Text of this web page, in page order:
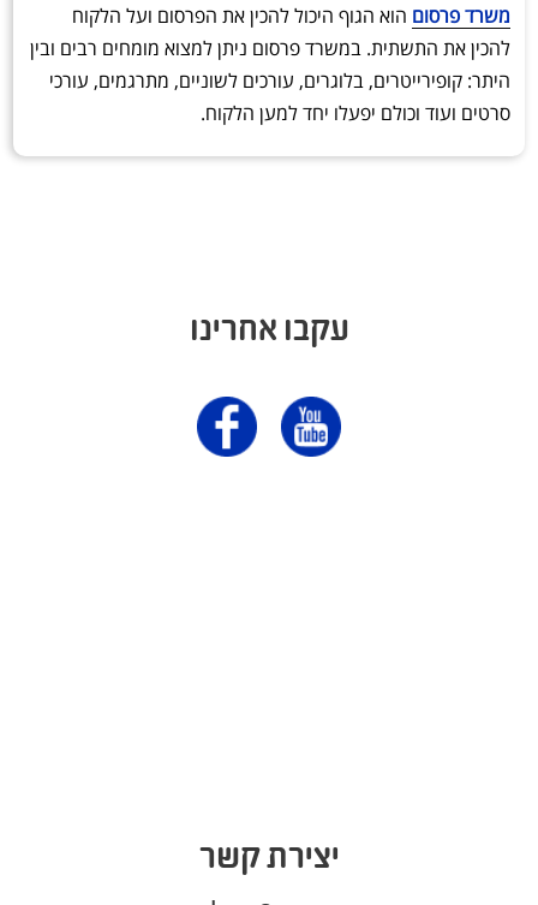
משרד פרסום הוא הגוף היכול להכין את הפרסום ועל הלקוח
להכין את התשתית. במשרד פרסום ניתן למצוא מומחים רבים ובין
היתר: קופירייטרים, בלוגרים, עורכים לשוניים, מתרגמים, עורכי
סרטים ועוד וכולם יפעלו יחד למען הלקוח.
יצירת קשר
עקבו אחרינו